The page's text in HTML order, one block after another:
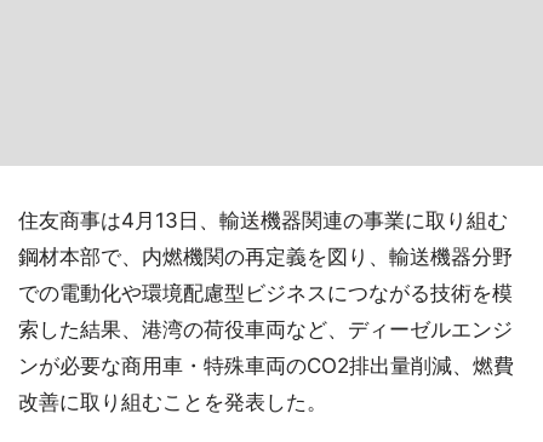
住友商事は4月13日、輸送機器関連の事業に取り組む
鋼材本部で、内燃機関の再定義を図り、輸送機器分野
での電動化や環境配慮型ビジネスにつながる技術を模
索した結果、港湾の荷役車両など、ディーゼルエンジ
ンが必要な商用車・特殊車両のCO2排出量削減、燃費
改善に取り組むことを発表した。